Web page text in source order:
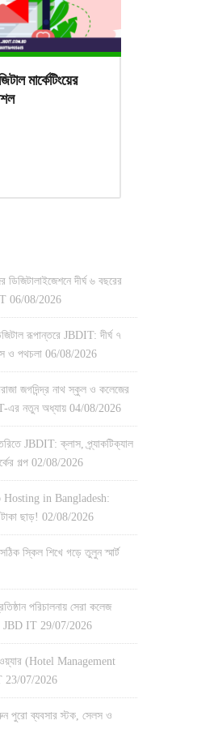
মার্কেটিংয়ের
ডিজিটালাইজেশনে দীর্ঘ ৬ বছরের
06/08/2026
রূপান্তরে JBDIT: দীর্ঘ ৭
ও পথচলা 06/08/2026
জগদিন্দ্র নাথ স্কুল ও কলেজের
এর নতুন অধ্যায় 04/08/2026
JBDIT: ক্লাস, প্র্যাকটিক্যাল
গল্প 02/08/2026
Hosting in Bangladesh:
ছাড়! 02/08/2026
সঠিক স্কিল শিখে গড়ে তুলুন স্মার্ট
পরিচালনায় সেরা কলেজ
| JBD IT 29/07/2026
(Hotel Management
23/07/2026
পুরো ব্যবসার স্টক, সেলস ও